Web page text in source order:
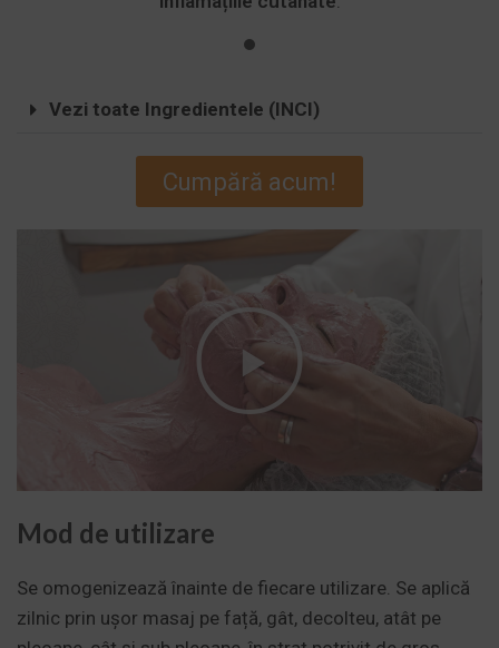
Vezi toate Ingredientele (INCI)
Cumpără acum!
Mod de utilizare
Se omogenizează înainte de fiecare utilizare. Se aplică
zilnic prin ușor masaj pe față, gât, decolteu, atât pe